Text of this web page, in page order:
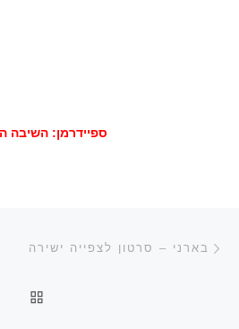
ספיידרמן: השיבה
ניווט בפוסטים
בארני – סרטון לצפייה ישירה